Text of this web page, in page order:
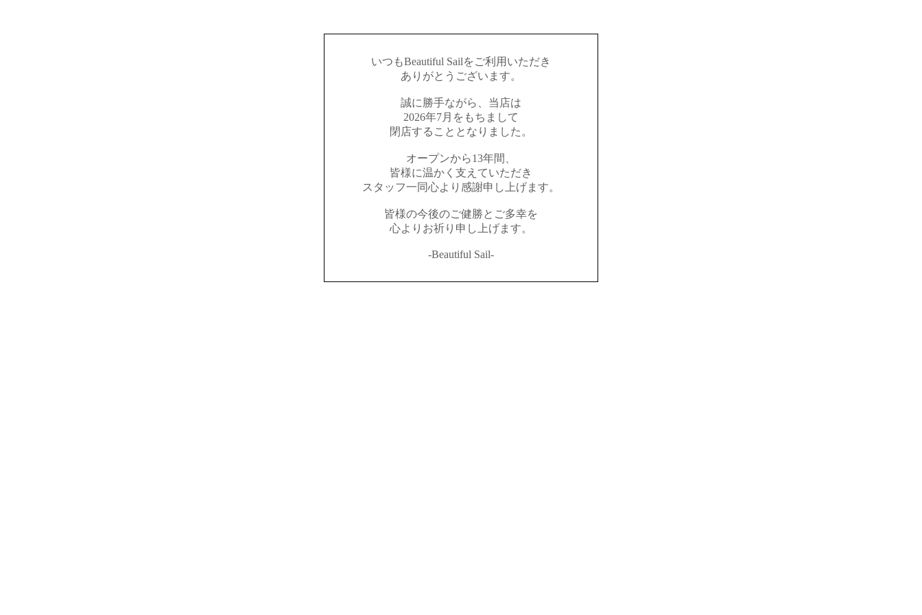
いつもBeautiful Sailをご利用いただき
ありがとうございます。
誠に勝手ながら、当店は
2026年7月をもちまして
閉店することとなりました。
オープンから13年間、
皆様に温かく支えていただき
スタッフ一同心より感謝申し上げます。
皆様の今後のご健勝とご多幸を
心よりお祈り申し上げます。
-Beautiful Sail-